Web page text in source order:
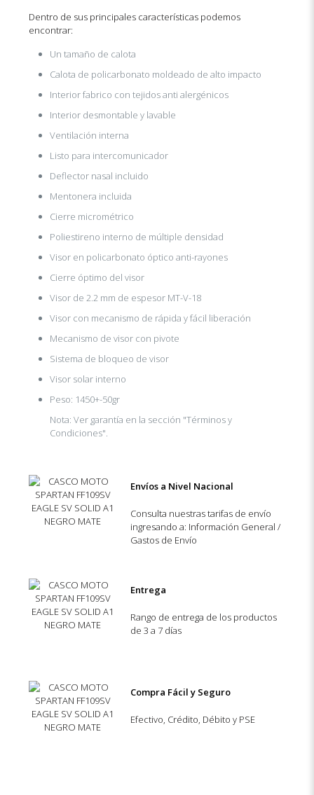
Dentro de sus principales características podemos
encontrar:
Un tamaño de calota
Calota de policarbonato moldeado de alto impacto
Interior fabrico con tejidos anti alergénicos
Interior desmontable y lavable
Ventilación interna
Listo para intercomunicador
Deflector nasal incluido
Mentonera incluida
Cierre micrométrico
Poliestireno interno de múltiple densidad
Visor en policarbonato óptico anti-rayones
Cierre óptimo del visor
Visor de 2.2 mm de espesor MT-V-18
Visor con mecanismo de rápida y fácil liberación
Mecanismo de visor con pivote
Sistema de bloqueo de visor
Visor solar interno
Peso: 1450+-50gr
Nota: Ver garantía en la sección "Términos y
Condiciones".
Envíos a Nivel Nacional
Consulta nuestras tarifas de envío
ingresando a: Información General /
Gastos de Envío
Entrega
Rango de entrega de los productos
de 3 a 7 días
Compra Fácil y Seguro
Efectivo, Crédito, Débito y PSE